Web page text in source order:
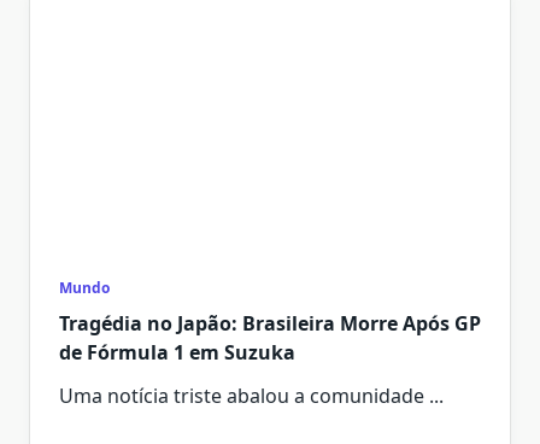
Mundo
Tragédia no Japão: Brasileira Morre Após GP
de Fórmula 1 em Suzuka
Uma notícia triste abalou a comunidade ...